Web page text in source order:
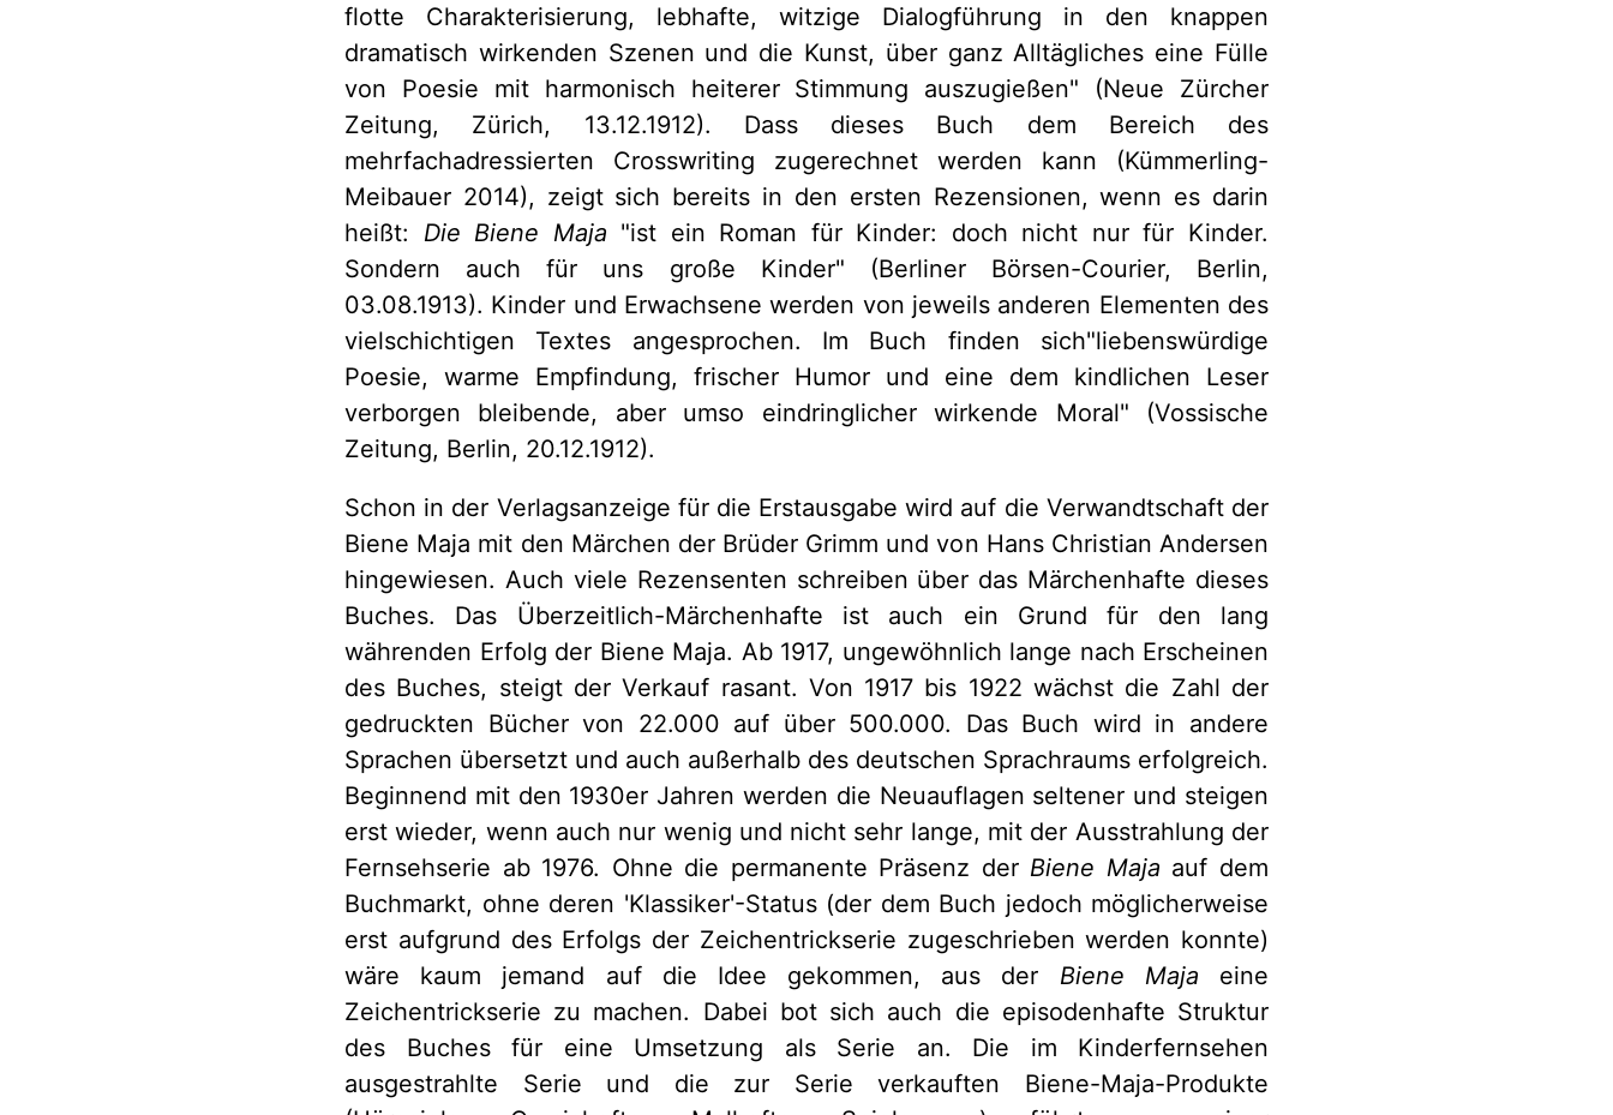
flotte Charakterisierung, lebhafte, witzige Dialogführung in den knappen
dramatisch wirkenden Szenen und die Kunst, über ganz Alltägliches eine Fülle
von Poesie mit harmonisch heiterer Stimmung auszugießen" (Neue Zürcher
Zeitung, Zürich, 13.12.1912). Dass dieses Buch dem Bereich des
mehrfachadressierten Crosswriting zugerechnet werden kann (Kümmerling-
Meibauer 2014), zeigt sich bereits in den ersten Rezensionen, wenn es darin
heißt: Die Biene Maja "ist ein Roman für Kinder: doch nicht nur für Kinder.
Sondern auch für uns große Kinder" (Berliner Börsen-Courier, Berlin,
03.08.1913). Kinder und Erwachsene werden von jeweils anderen Elementen des
vielschichtigen Textes angesprochen. Im Buch finden sich"liebenswürdige
Poesie, warme Empfindung, frischer Humor und eine dem kindlichen Leser
verborgen bleibende, aber umso eindringlicher wirkende Moral" (Vossische
Zeitung, Berlin, 20.12.1912).
Schon in der Verlagsanzeige für die Erstausgabe wird auf die Verwandtschaft der
Biene Maja mit den Märchen der Brüder Grimm und von Hans Christian Andersen
hingewiesen. Auch viele Rezensenten schreiben über das Märchenhafte dieses
Buches. Das Überzeitlich-Märchenhafte ist auch ein Grund für den lang
währenden Erfolg der Biene Maja. Ab 1917, ungewöhnlich lange nach Erscheinen
des Buches, steigt der Verkauf rasant. Von 1917 bis 1922 wächst die Zahl der
gedruckten Bücher von 22.000 auf über 500.000. Das Buch wird in andere
Sprachen übersetzt und auch außerhalb des deutschen Sprachraums erfolgreich.
Beginnend mit den 1930er Jahren werden die Neuauflagen seltener und steigen
erst wieder, wenn auch nur wenig und nicht sehr lange, mit der Ausstrahlung der
Fernsehserie ab 1976. Ohne die permanente Präsenz der Biene Maja auf dem
Buchmarkt, ohne deren 'Klassiker'-Status (der dem Buch jedoch möglicherweise
erst aufgrund des Erfolgs der Zeichentrickserie zugeschrieben werden konnte)
wäre kaum jemand auf die Idee gekommen, aus der Biene Maja eine
Zeichentrickserie zu machen. Dabei bot sich auch die episodenhafte Struktur
des Buches für eine Umsetzung als Serie an. Die im Kinderfernsehen
ausgestrahlte Serie und die zur Serie verkauften Biene-Maja-Produkte